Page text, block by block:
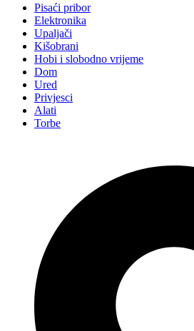
Pisaći pribor
Elektronika
Upaljači
Kišobrani
Hobi i slobodno vrijeme
Dom
Ured
Privjesci
Alati
Torbe